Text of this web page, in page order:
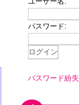
パスワード:
パスワード紛失